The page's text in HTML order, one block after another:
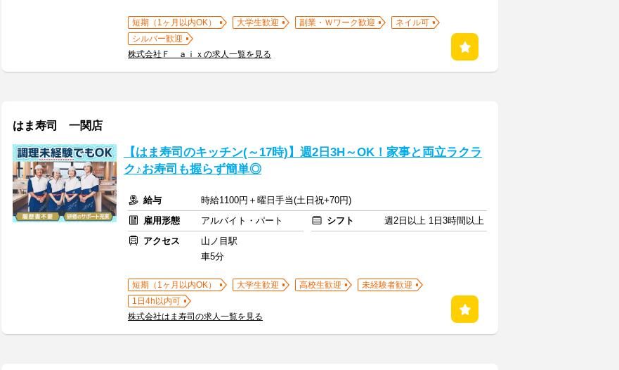
短期（1ヶ月以内OK） 大学生歓迎 副業・Ｗワーク歓迎
ネイル可
シルバー歓迎
株式会社Ｆ ａｉｘの求人一覧を見る
はま寿司 一関店
【はま寿司のキッチン(～17時)】週2日3H～OK！家事と両立ラクラ
ク♪お寿司も握らず簡単◎
給与
時給1100円＋曜日手当(土日祝+70円)
雇用形態
アルバイト・パート シフト
週2日以上 1日3時間以上
アクセス
山ノ目駅
車5分
短期（1ヶ月以内OK） 大学生歓迎 高校生歓迎
未経験者歓迎
1日4h以内可
株式会社はま寿司の求人一覧を見る